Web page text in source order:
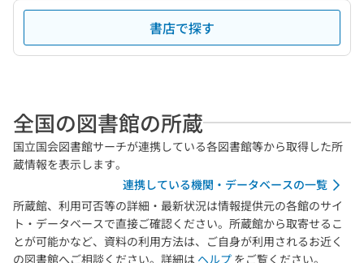
書店で探す
全国の図書館の所蔵
国立国会図書館サーチが連携している各図書館等から取得した所
蔵情報を表示します。
連携している機関・データベースの一覧
所蔵館、利用可否等の詳細・最新状況は情報提供元の各館のサイ
ト・データベースで直接ご確認ください。所蔵館から取寄せるこ
とが可能かなど、資料の利用方法は、ご自身が利用されるお近く
の図書館へご相談ください。詳細は ヘルプ をご覧ください。